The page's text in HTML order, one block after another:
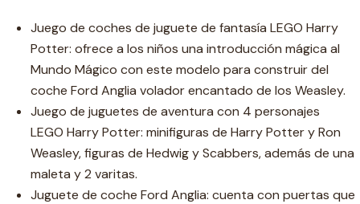
Juego de coches de juguete de fantasía LEGO Harry
Potter: ofrece a los niños una introducción mágica al
Mundo Mágico con este modelo para construir del
coche Ford Anglia volador encantado de los Weasley.
Juego de juguetes de aventura con 4 personajes
LEGO Harry Potter: minifiguras de Harry Potter y Ron
Weasley, figuras de Hedwig y Scabbers, además de una
maleta y 2 varitas.
Juguete de coche Ford Anglia: cuenta con puertas que